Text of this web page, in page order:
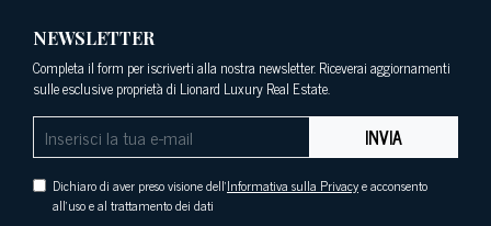
NEWSLETTER
Completa il form per iscriverti alla nostra newsletter. Riceverai aggiornamenti
sulle esclusive proprietà di Lionard Luxury Real Estate.
INVIA
Dichiaro di aver preso visione dell'Informativa sulla Privacye acconsento
all'uso e al trattamento dei dati